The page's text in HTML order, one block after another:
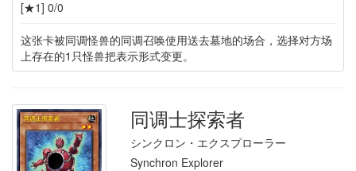
[★1] 0/0
这张卡被同调怪兽的同调召唤使用送去墓地的场合，选择对方场
上存在的1只怪兽把表示形式变更。
同调士探索者
シンクロン・エクスプローラー
Synchron Explorer